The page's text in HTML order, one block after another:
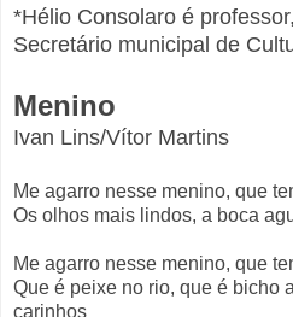
*Hélio Consolaro é
Secretário municipal de
Menino
Ivan Lins/Vítor Martins
Me agarro nesse menino, que
Os olhos mais lindos, a boca
Me agarro nesse menino, que
Que é peixe no rio, que é bicho
carinhos